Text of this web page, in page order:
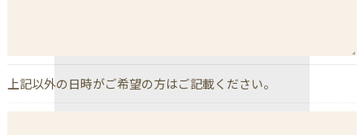
上記以外の日時がご希望の方はご記載ください。